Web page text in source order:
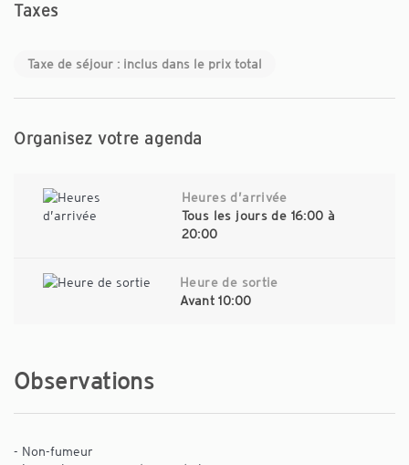
Taxes
Taxe de séjour : inclus dans le prix total
Organisez votre agenda
Heures d’arrivée
Tous les jours de 16:00 à
20:00
Heure de sortie
Avant 10:00
Observations
- Non-fumeur